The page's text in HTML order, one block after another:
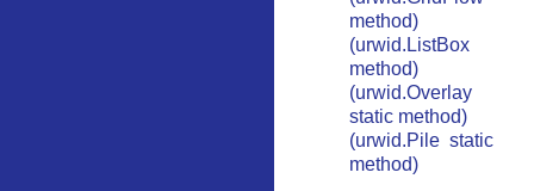
method)
(urwid.ListBox
method)
(urwid.Overlay
static method)
(urwid.Pile static
method)